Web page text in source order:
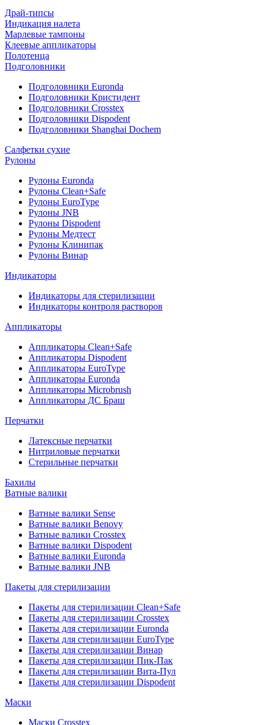
Драй-типсы
Индикация налета
Марлевые тампоны
Клеевые аппликаторы
Полотенца
Подголовники
Подголовники Euronda
Подголовники Кристидент
Подголовники Crosstex
Подголовники Dispodent
Подголовники Shanghai Dochem
Салфетки сухие
Рулоны
Рулоны Euronda
Рулоны Clean+Safe
Рулоны EuroType
Рулоны JNB
Рулоны Dispodent
Рулоны Медтест
Рулоны Клинипак
Рулоны Винар
Индикаторы
Индикаторы для стерилизации
Индикаторы контроля растворов
Аппликаторы
Аппликаторы Clean+Safe
Аппликаторы Dispodent
Аппликаторы EuroType
Аппликаторы Euronda
Аппликаторы Microbrush
Аппликаторы ДС Браш
Перчатки
Латексные перчатки
Нитриловые перчатки
Стерильные перчатки
Бахилы
Ватные валики
Ватные валики Sense
Ватные валики Benovy
Ватные валики Crosstex
Ватные валики Dispodent
Ватные валики Euronda
Ватные валики JNB
Пакеты для стерилизации
Пакеты для стерилизации Clean+Safe
Пакеты для стерилизации Crosstex
Пакеты для стерилизации Euronda
Пакеты для стерилизации EuroType
Пакеты для стерилизации Винар
Пакеты для стерилизации Пик-Пак
Пакеты для стерилизации Вита-Пул
Пакеты для стерилизации Dispodent
Маски
Маски Crosstex